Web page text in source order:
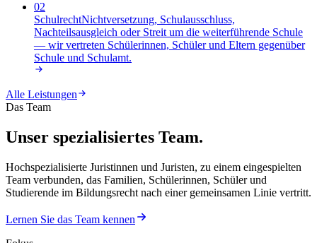
02
SchulrechtNichtversetzung, Schulausschluss,
Nachteilsausgleich oder Streit um die weiterführende Schule
— wir vertreten Schülerinnen, Schüler und Eltern gegenüber
Schule und Schulamt.
Alle Leistungen
Das Team
Unser spezialisiertes Team.
Hochspezialisierte Juristinnen und Juristen, zu einem eingespielten
Team verbunden, das Familien, Schülerinnen, Schüler und
Studierende im Bildungsrecht nach einer gemeinsamen Linie vertritt.
Lernen Sie das Team kennen